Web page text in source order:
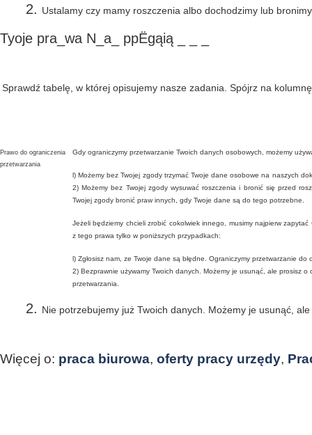
Ustalamy czy mamy roszczenia albo dochodzimy lub
Tyoje pra_wa N_a_ ppËgąią _ _ _
Sprawdź tabelę, w której opisujemy nasze zadania. Spójrz na kolumnę
Prawo do ograniczenia
przetwarzania
Gdy ograniczymy przetwarzanie Twoich danych osobowych, możemy
l) Możemy bez Twojej zgody trzymać Twoje dane osobowe na naszych
2) Możemy bez Twojej zgody wysuwać roszczenia i bronić się przed
Twojej zgody bronić praw innych, gdy Twoje dane są do tego potrzebne.
Jeżeli będziemy chcieli zrobić cokolwiek innego, musimy najpierw
z tego prawa tylko w poniższych przypadkach:
l) Zgłosisz nam, ze Twoje dane są błędne. Ograniczymy przetwarzanie do
2) Bezprawnie używamy Twoich danych. Możemy je usunąć, ale prosisz o
przetwarzania.
Nie potrzebujemy już Twoich danych. Możemy je usunąć,
Więcej o: praca biurowa, oferty pracy urzędy,